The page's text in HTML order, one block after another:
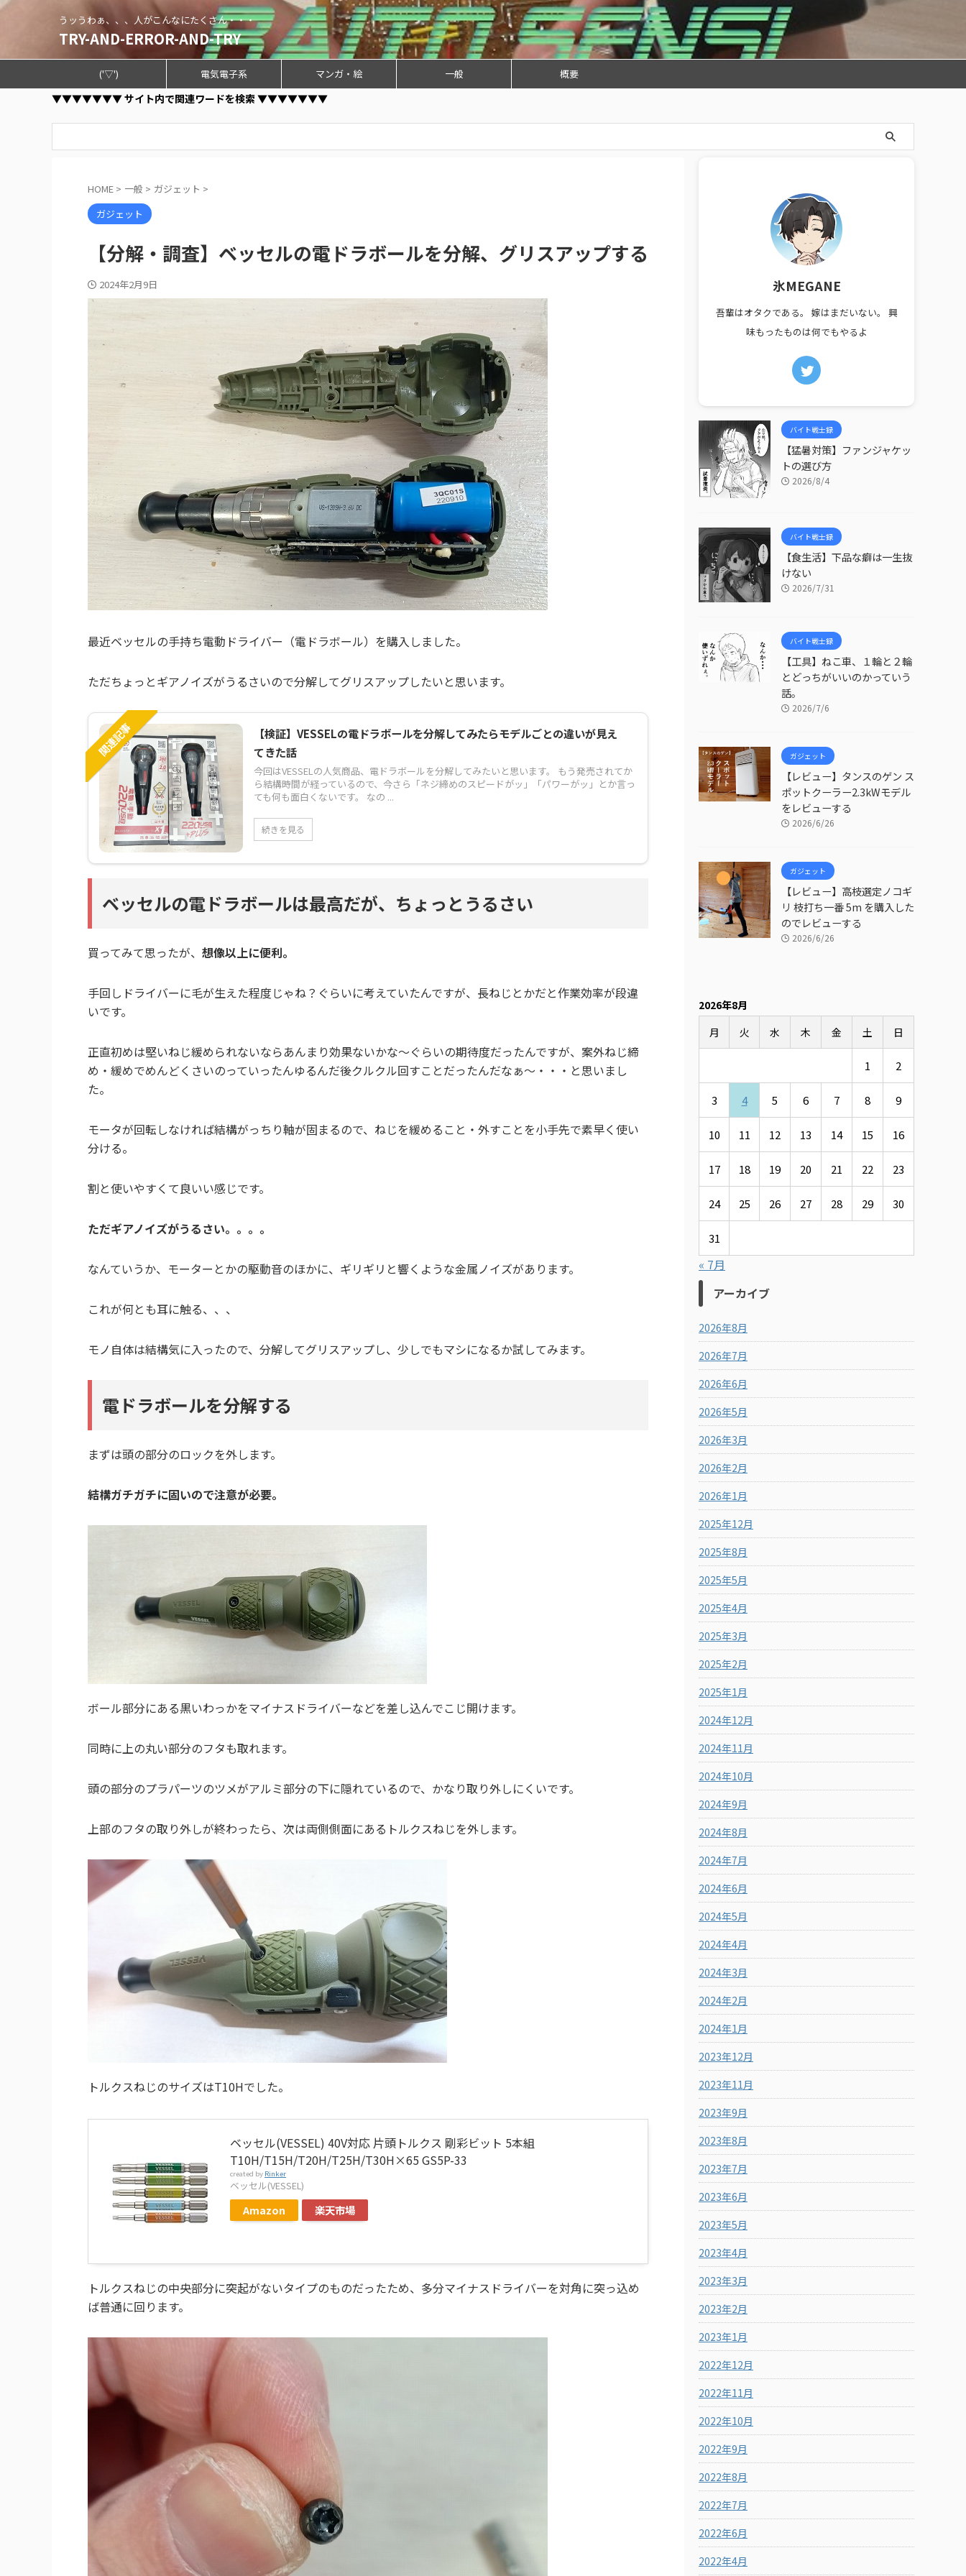
うッうわぁ、、、人がこんなにたくさん・・・
TRY-AND-ERROR-AND-TRY
('▽') 電気電子系 マンガ・絵 一般 概要
▼▼▼▼▼▼▼ サイト内で関連ワードを検索 ▼▼▼▼▼▼▼
HOME > 一般 > ガジェット >
ガジェット
【分解・調査】ベッセルの電ドラボールを分解、グリスアップする
2024年2月9日
最近ベッセルの手持ち電動ドライバー（電ドラボール）を購入しました。
ただちょっとギアノイズがうるさいので分解してグリスアップしたいと思います。
関連記事
【検証】VESSELの電ドラボールを分解してみたらモデルごとの違いが見え
てきた話
今回はVESSELの人気商品、電ドラボールを分解してみたいと思います。 もう発売されてか
ら結構時間が経っているので、今さら「ネジ締めのスピードがッ」「パワーがッ」とか言っ
ても何も面白くないです。 なの ...
続きを見る
ベッセルの電ドラボールは最高だが、ちょっとうるさい
買ってみて思ったが、 想像以上に便利。
手回しドライバーに毛が生えた程度じゃね？ぐらいに考えていたんですが、長ねじとかだと作業効率が段違
いです。
正直初めは堅いねじ緩められないならあんまり効果ないかな～ぐらいの期待度だったんですが、案外ねじ締
め・緩めでめんどくさいのっていったんゆるんだ後クルクル回すことだったんだなぁ～・・・と思いまし
た。
モータが回転しなければ結構がっちり軸が固まるので、ねじを緩めること・外すことを小手先で素早く使い
分ける。
割と使いやすくて良いい感じです。
ただギアノイズがうるさい。。。。
なんていうか、モーターとかの駆動音のほかに、ギリギリと響くような金属ノイズがあります。
これが何とも耳に触る、、、
モノ自体は結構気に入ったので、分解してグリスアップし、少しでもマシになるか試してみます。
電ドラボールを分解する
まずは頭の部分のロックを外します。
結構ガチガチに固いので注意が必要。
ボール部分にある黒いわっかをマイナスドライバーなどを差し込んでこじ開けます。
同時に上の丸い部分のフタも取れます。
頭の部分のプラパーツのツメがアルミ部分の下に隠れているので、かなり取り外しにくいです。
上部のフタの取り外しが終わったら、次は両側側面にあるトルクスねじを外します。
トルクスねじのサイズはT10Hでした。
ベッセル(VESSEL) 40V対応 片頭トルクス 剛彩ビット 5本組
T10H/T15H/T20H/T25H/T30H×65 GS5P-33
created by Rinker
ベッセル(VESSEL)
Amazon 楽天市場
トルクスねじの中央部分に突起がないタイプのものだったため、多分マイナスドライバーを対角に突っ込め
ば普通に回ります。
氷MEGANE
吾輩はオタクである。 嫁はまだいない。 興
味もったものは何でもやるよ
バイト戦士録
【猛暑対策】ファンジャケッ
トの選び方
2026/8/4
バイト戦士録
【食生活】下品な癖は一生抜
けない
2026/7/31
バイト戦士録
【工具】ねこ車、１輪と２輪
とどっちがいいのかっていう
話。
2026/7/6
ガジェット
【レビュー】タンスのゲン ス
ポットクーラー2.3kWモデル
をレビューする
2026/6/26
ガジェット
【レビュー】高枝選定ノコギ
リ 枝打ち一番 5m を購入した
のでレビューする
2026/6/26
2026年8月
月
火 水 木 金 土 日
1 2
3 4 5 6 7 8 9
10 11 12 13 14 15 16
17 18 19 20 21 22 23
24 25 26 27 28 29 30
31
« 7月
アーカイブ
2026年8月
2026年7月
2026年6月
2026年5月
2026年3月
2026年2月
2026年1月
2025年12月
2025年8月
2025年5月
2025年4月
2025年3月
2025年2月
2025年1月
2024年12月
2024年11月
2024年10月
2024年9月
2024年8月
2024年7月
2024年6月
2024年5月
2024年4月
2024年3月
2024年2月
2024年1月
2023年12月
2023年11月
2023年9月
2023年8月
2023年7月
2023年6月
2023年5月
2023年4月
2023年3月
2023年2月
2023年1月
2022年12月
2022年11月
2022年10月
2022年9月
2022年8月
2022年7月
2022年6月
2022年4月